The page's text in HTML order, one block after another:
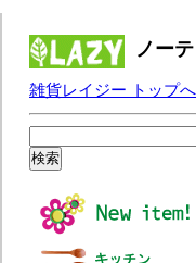
ノー
雑貨レイジー トップへ